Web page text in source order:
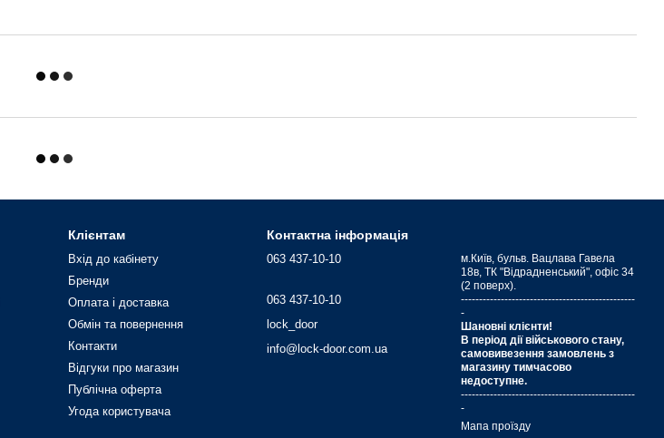
Клієнтам
Вхід до кабінету
Бренди
Оплата і доставка
Обмін та повернення
Контакти
Відгуки про магазин
Публічна оферта
Угода користувача
Контактна інформація
063 437-10-10
063 437-10-10
lock_door
info@lock-door.com.ua
м.Київ, бульв. Вацлава Гавела
18в, ТК "Відрадненський", офіс 34
(2 поверх).
------------------------------------------------
-
Шановні клієнти!
В період дії військового стану,
самовивезення замовлень з
магазину тимчасово
недоступне.
------------------------------------------------
-
Мапа проїзду